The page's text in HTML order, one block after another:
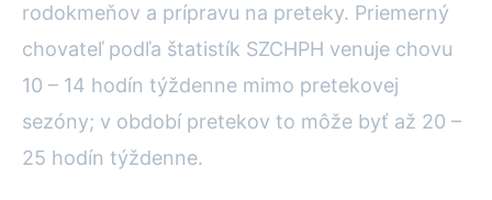
rodokmeňov a prípravu na preteky. Priemerný
chovateľ podľa štatistík SZCHPH venuje chovu
10 – 14 hodín týždenne mimo pretekovej
sezóny; v období pretekov to môže byť až 20 –
25 hodín týždenne.